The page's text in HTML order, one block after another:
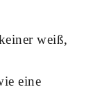
weiß,
eine